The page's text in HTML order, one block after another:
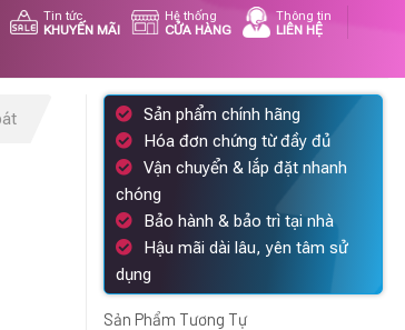
Tin tức
KHUYẾN MÃI
Hệ thống
CỬA HÀNG
Thông tin
LIÊN HỆ
Sản phẩm chính hãng
Hóa đơn chứng từ đầy đủ
Vận chuyển & lắp đặt nhanh
chóng
Bảo hành & bảo trì tại nhà
Hậu mãi dài lâu, yên tâm sử
dụng
Sản Phẩm Tương Tự